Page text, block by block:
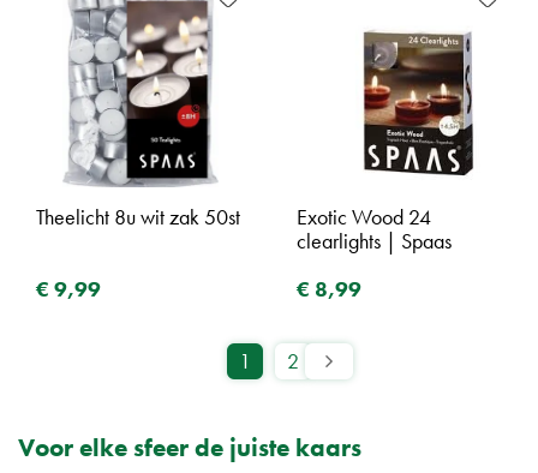
Theelicht 8u wit zak 50st
€ 9,99
Exotic Wood 24
clearlights | Spaas
€ 8,99
1 2
Voor elke sfeer de juiste kaars